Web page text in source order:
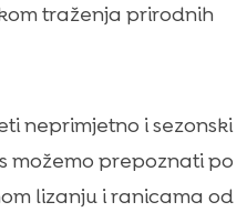
traženja prirodnih
neprimjetno i sezonski
možemo prepoznati po
lizanju i ranicama od